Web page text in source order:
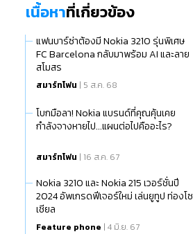
เนื้อหาที่เกี่ยวข้อง
แฟนบาร์ซ่าต้องมี Nokia 3210 รุ่นพิเศษ
FC Barcelona กลับมาพร้อม AI และลาย
สโมสร
สมาร์ทโฟน | 5 ส.ค. 68
โบกมือลา! Nokia แบรนด์ที่คุณคุ้นเคย
กำลังจางหายไป...แผนต่อไปคืออะไร?
สมาร์ทโฟน | 16 ส.ค. 67
Nokia 3210 และ Nokia 215 เวอร์ชั่นปี
2024 อัพเกรดฟีเจอร์ใหม่ เล่นยูทูป ท่องโซ
เชียล
Feature phone | 4 มิ.ย. 67